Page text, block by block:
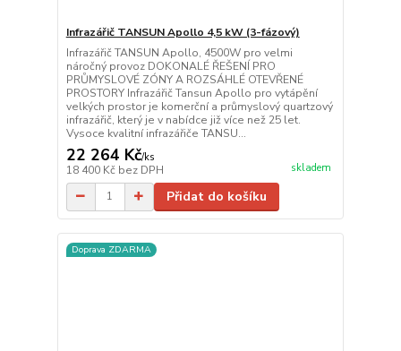
Infrazářič TANSUN Apollo 4,5 kW (3-fázový)
Infrazářič TANSUN Apollo, 4500W pro velmi
náročný provoz DOKONALÉ ŘEŠENÍ PRO
PRŮMYSLOVÉ ZÓNY A ROZSÁHLÉ OTEVŘENÉ
PROSTORY Infrazářič Tansun Apollo pro vytápění
velkých prostor je komerční a průmyslový quartzový
infrazářič, který je v nabídce již více než 25 let.
Vysoce kvalitní infrazářiče TANSU...
22 264 Kč/ks
18 400 Kč bez DPH skladem
Přidat do košíku
Doprava ZDARMA